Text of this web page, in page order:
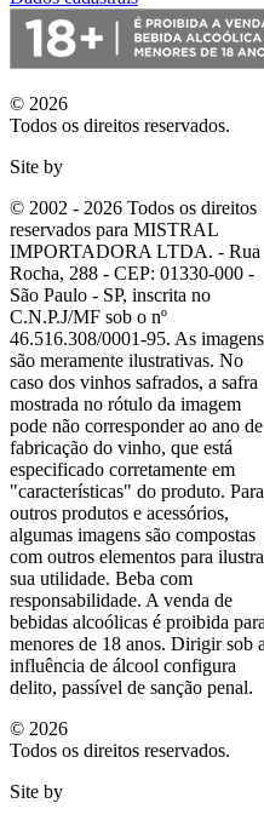
© 2026
Todos os direitos reservados.
Site by
© 2002 - 2026 Todos os direitos
reservados para MISTRAL
IMPORTADORA LTDA. - Rua
Rocha, 288 - CEP: 01330-000 -
São Paulo - SP, inscrita no
C.N.P.J/MF sob o nº
46.516.308/0001-95. As imagens
são meramente ilustrativas. No
caso dos vinhos safrados, a safra
mostrada no rótulo da imagem
pode não corresponder ao ano de
fabricação do vinho, que está
especificado corretamente em
"características" do produto. Para
outros produtos e acessórios,
algumas imagens são compostas
com outros elementos para
sua utilidade. Beba com
responsabilidade. A venda de
bebidas alcoólicas é proibida para
menores de 18 anos. Dirigir sob a
influência de álcool configura
delito, passível de sanção penal.
© 2026
Todos os direitos reservados.
Site by